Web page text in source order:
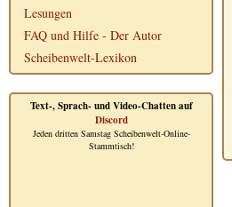
Lesungen
FAQ und Hilfe - Der Autor
Scheibenwelt-Lexikon
Text-, Sprach- und Video-Chatten auf
Discord
Jeden dritten Samstag Scheibenwelt-Online-
Stammtisch!